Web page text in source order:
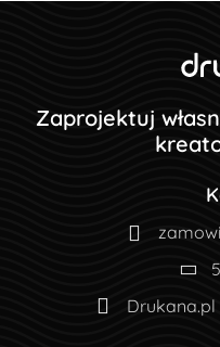
Zaprojektuj
Drukana.pl